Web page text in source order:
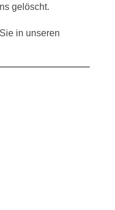
gelöscht.
in unseren